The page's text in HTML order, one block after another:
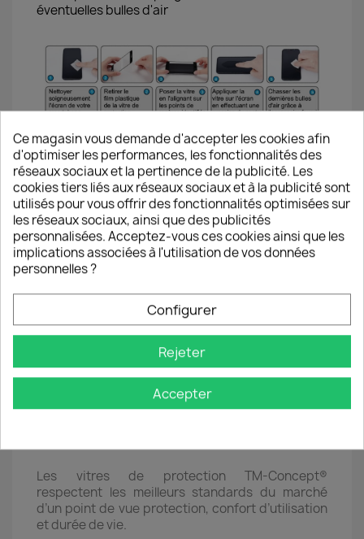
éventuelles bulles d'air
ℹ️ Si la vitre est mal placée ou si une
tache/poussière résistante provoque une bulle
d’air il est possible de la décoller pour la replacer
immédiatement en veillant à ne pas laisser de
poussière se poser.
Les vitres de protection TM-Concept®
respectent les meilleurs standards du marché
d’un point de vue protection, confort d’utilisation
et durée de vie.
Ce magasin vous demande d'accepter les cookies afin
d'optimiser les performances, les fonctionnalités des
réseaux sociaux et la pertinence de la publicité. Les
cookies tiers liés aux réseaux sociaux et à la publicité sont
utilisés pour vous offrir des fonctionnalités optimisées sur
les réseaux sociaux, ainsi que des publicités
personnalisées. Acceptez-vous ces cookies ainsi que les
implications associées à l'utilisation de vos données
personnelles ?
Configurer
Rejeter
Accepter